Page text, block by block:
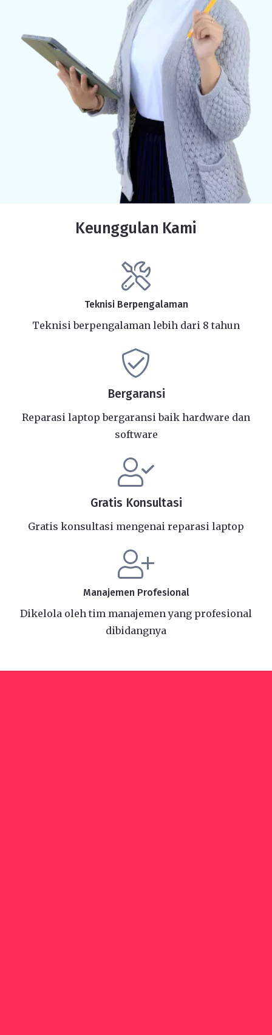
Keunggulan Kami
Teknisi Berpengalaman
Teknisi berpengalaman lebih dari 8 tahun
Bergaransi
Reparasi laptop bergaransi baik hardware dan
software
Gratis Konsultasi
Gratis konsultasi mengenai reparasi laptop
Manajemen Profesional
Dikelola oleh tim manajemen yang profesional
dibidangnya